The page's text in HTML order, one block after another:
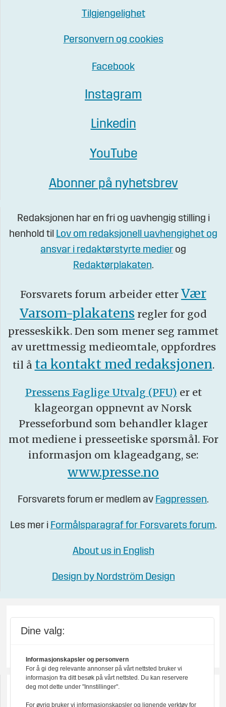
Tilgjengelighet
Personvern og cookies
Facebook
Instagram
Linkedin
YouTube
Abonner på nyhetsbrev
Redaksjonen har en fri og uavhengig stilling i
henhold til Lov om redaksjonell uavhengighet og
ansvar i redaktørstyrte medier og
Redaktørplakaten.
Forsvarets forum arbeider etter Vær
Varsom-plakatens regler for god
presseskikk. Den som mener seg rammet
av urettmessig medieomtale, oppfordres
til å ta kontakt med redaksjonen.
Pressens Faglige Utvalg (PFU) er et
klageorgan oppnevnt av Norsk
Presseforbund som behandler klager
mot mediene i presseetiske spørsmål. For
informasjon om klageadgang, se:
www.presse.no
Forsvarets forum er medlem av Fagpressen.
Les mer i Formålsparagraf for Forsvarets forum.
About us in English
Design by Nordström Design
Dine valg:
Informasjonskapsler og personvern
For å gi deg relevante annonser på vårt nettsted bruker vi
informasjon fra ditt besøk på vårt nettsted. Du kan reservere
deg mot dette under "Innstillinger".
For øvrig bruker vi informasjonskapsler og lignende verktøy for